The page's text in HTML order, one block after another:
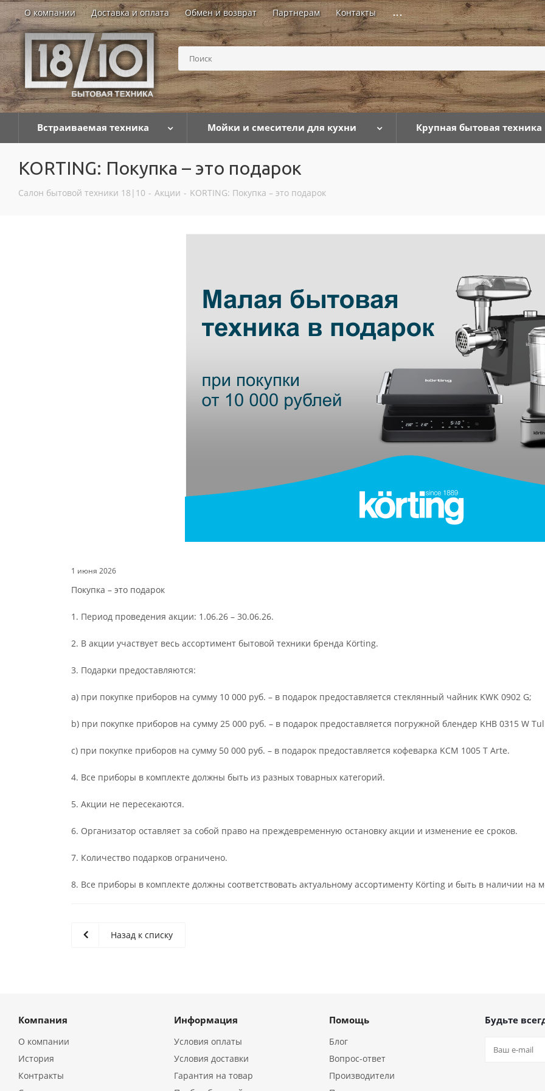
О компании Доставка и оплата Обмен и возврат Партнерам Контакты ...
Встраиваемая техника Мойки и смесители для кухни Крупная бытовая техника
KORTING: Покупка – это подарок
Салон бытовой техники 18|10 - Акции - KORTING: Покупка – это подарок
1 июня 2026
Покупка – это подарок
1. Период проведения акции: 1.06.26 – 30.06.26.
2. В акции участвует весь ассортимент бытовой техники бренда Körting.
3. Подарки предоставляются:
a) при покупке приборов на сумму 10 000 руб. – в подарок предоставляется стеклянный чайник KWK 0902 G;
b) при покупке приборов на сумму 25 000 руб. – в подарок предоставляется погружной блендер KHB 0315 W
с) при покупке приборов на сумму 50 000 руб. – в подарок предоставляется кофеварка KCM 1005 T Arte.
4. Все приборы в комплекте должны быть из разных товарных категорий.
5. Акции не пересекаются.
6. Организатор оставляет за собой право на преждевременную остановку акции и изменение ее сроков.
7. Количество подарков ограничено.
8. Все приборы в комплекте должны соответствовать актуальному ассортименту Körting и быть в наличии на
Назад к списку
Компания
О компании
История
Контракты
Информация
Условия оплаты
Условия доставки
Гарантия на товар
Помощь
Блог
Вопрос-ответ
Производители
Будьте